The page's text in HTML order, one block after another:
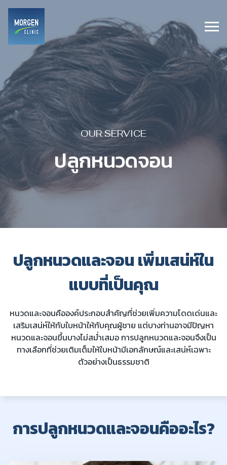
OUR SERVICE
ปลูกหนวดจอน
ปลูกหนวดและจอน เพิ่มเสน่ห์ใน
แบบที่เป็นคุณ
หนวดและจอนคือองค์ประกอบสำคัญที่ช่วยเพิ่มความโดดเด่นและ
เสริมเสน่ห์ให้กับใบหน้าให้กับคุณผู้ชาย แต่บางท่านอาจมีปัญหา
หนวดและจอนขึ้นบางไม่สม่ำเสมอ การปลูกหนวดและจอนจึงเป็น
ทางเลือกที่ช่วยเติมเต็มให้ใบหน้ามีเอกลักษณ์และเสน่ห์เฉพาะ
ตัวอย่างเป็นธรรมชาติ
การปลูกหนวดและจอนคืออะไร?